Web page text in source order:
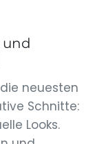
und
die neuesten
Schnitte:
Looks.